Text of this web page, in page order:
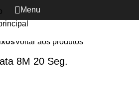
Menu
Voltar aos produtos
8M 20 Seg.